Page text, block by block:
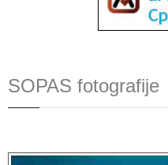
SOPAS fotografije